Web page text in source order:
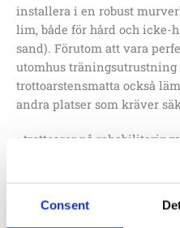
Consent
installera i en robust
lim, både för hård och icke-
sand). Förutom att vara
utomhus
trottoarstensmatta också
andra platser som kräver
• trottoarer på
• stigar på golfbanor